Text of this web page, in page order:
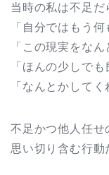
当時の私は不足だ
「自分ではもう何
「この現実をなん
「ほんの少しで
「なんとかして
不足かつ他人任せ
思い切り含む行動